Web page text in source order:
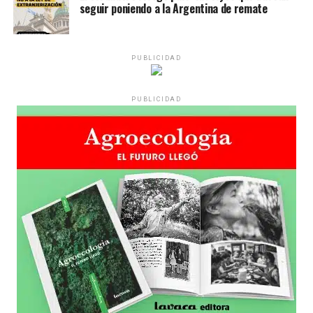
Desde una mesa que intenta protegerse del agua se
reparten lienzos con los ojos serigrafiados de Agostina.
Hay varios hombres presentes: padres con sus hijas,
grupos de amigos, novios. «Con los pares que no tienen
sensibilidad al tema, la conversación se vuelve muy
estratégica, hay que evitar el choque frontal. Mi método
es a través del interrogante, que puedan encarnar la
pregunta», comparte Gonzalo, de 41 años.
seguir poniendo a la Argentina de remate
PUBLICIDAD
PUBLICIDAD